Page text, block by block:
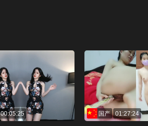
00:05:25 国产 01:27:24